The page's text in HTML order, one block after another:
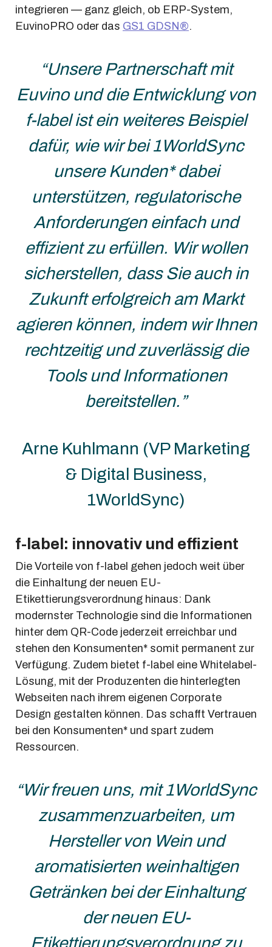
integrieren — ganz gleich, ob ERP-System,
EuvinoPRO oder das GS1 GDSN®.
“Unsere Partnerschaft mit
Euvino und die Entwicklung von
f-label ist ein weiteres Beispiel
dafür, wie wir bei 1WorldSync
unsere Kunden* dabei
unterstützen, regulatorische
Anforderungen einfach und
effizient zu erfüllen. Wir wollen
sicherstellen, dass Sie auch in
Zukunft erfolgreich am Markt
agieren können, indem wir Ihnen
rechtzeitig und zuverlässig die
Tools und Informationen
bereitstellen.”
Arne Kuhlmann (VP Marketing
& Digital Business,
1WorldSync)
f-label: innovativ und effizient
Die Vorteile von f-label gehen jedoch weit über
die Einhaltung der neuen EU-
Etikettierungsverordnung hinaus: Dank
modernster Technologie sind die Informationen
hinter dem QR-Code jederzeit erreichbar und
stehen den Konsumenten* somit permanent zur
Verfügung. Zudem bietet f-label eine Whitelabel-
Lösung, mit der Produzenten die hinterlegten
Webseiten nach ihrem eigenen Corporate
Design gestalten können. Das schafft Vertrauen
bei den Konsumenten* und spart zudem
Ressourcen.
“Wir freuen uns, mit 1WorldSync
zusammenzuarbeiten, um
Hersteller von Wein und
aromatisierten weinhaltigen
Getränken bei der Einhaltung
der neuen EU-
Etikettierungsverordnung zu